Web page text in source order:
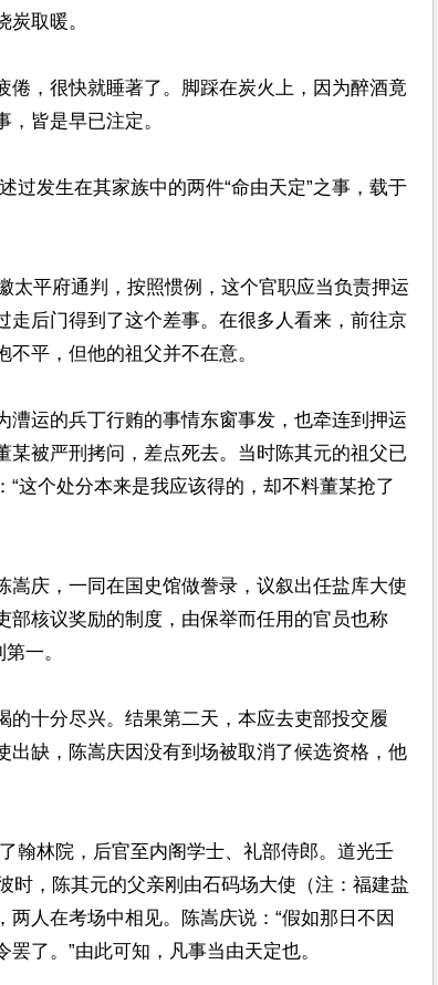
取暖。
，很快就睡著了。脚踩在炭火上，因为醉酒竟
皆是早已注定。
太平府通判，按照惯例，这个官职应当负责押运
走后门得到了这个差事。在很多人看来，前往京
平，但他的祖父并不在意。
运的兵丁行贿的事情东窗事发，也牵连到押运
某被严刑拷问，差点死去。当时陈其元的祖父已
这个处分本来是我应该得的，却不料董某抢了
庆，一同在国史馆做誊录，议叙出任盐库大使
部核议奖励的制度，由保举而任用的官员也称
一。
十分尽兴。结果第二天，本应去吏部投交履
出缺，陈嵩庆因没有到场被取消了候选资格，他
时，陈其元的父亲刚由石码场大使（注：福建盐
人在考场中相见。陈嵩庆说：“假如那日不因
了。”由此可知，凡事当由天定也。